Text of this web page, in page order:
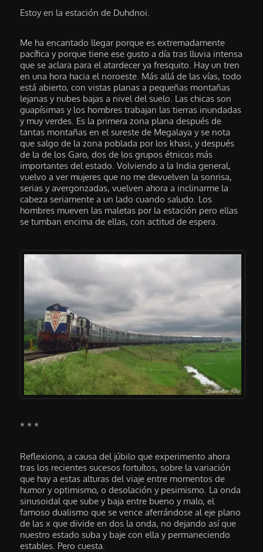
Estoy en la estación de Duhdnoi.
Me ha encantado llegar porque es extremadamente
pacífica y porque tiene ese gusto a día tras lluvia intensa
que se aclara para el atardecer ya fresquito. Hay un tren
en una hora hacia el noroeste. Más allá de las vías, todo
está abierto, con vistas planas a pequeñas montañas
lejanas y nubes bajas a nivel del suelo. Las chicas son
guapísimas y los hombres trabajan las tierras inundadas
y muy verdes. Es la primera zona plana después de
tantas montañas en el sureste de Megalaya y se nota
que salgo de la zona poblada por los khasi, y después
de la de los Garo, dos de los grupos étnicos más
importantes del estado. Volviendo a la India general,
vuelvo a ver mujeres que no me devuelven la sonrisa,
serias y avergonzadas, vuelven ahora a inclinarme la
cabeza seriamente a un lado cuando saludo. Los
hombres mueven las maletas por la estación pero ellas
se tumban encima de ellas, con actitud de espera.
* * *
Reflexiono, a causa del júbilo que experimento ahora
tras los recientes sucesos fortuítos, sobre la variación
que hay a estas alturas del viaje entre momentos de
humor y optimismo, o desolación y pesimismo. La onda
sinusoidal que sube y baja entre bueno y malo, el
famoso dualismo que se vence aferrándose al eje plano
de las x que divide en dos la onda, no dejando así que
nuestro estado suba y baje con ella y permaneciendo
estables. Pero cuesta.